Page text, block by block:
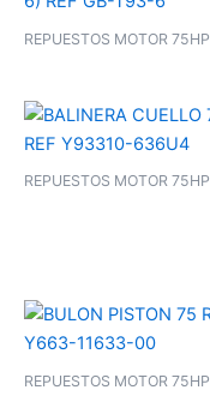
REPUESTOS MOTOR 75HP
REPUESTOS MOTOR 75HP
REPUESTOS MOTOR 75HP